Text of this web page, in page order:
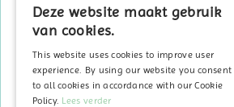
Sitemap
Over ECO2050
Veelgestelde vragen
In de kijker
Deze website maakt gebruik
van cookies.
This website uses cookies to improve user
experience. By using our website you consent
to all cookies in accordance with our Cookie
Policy. Lees verder